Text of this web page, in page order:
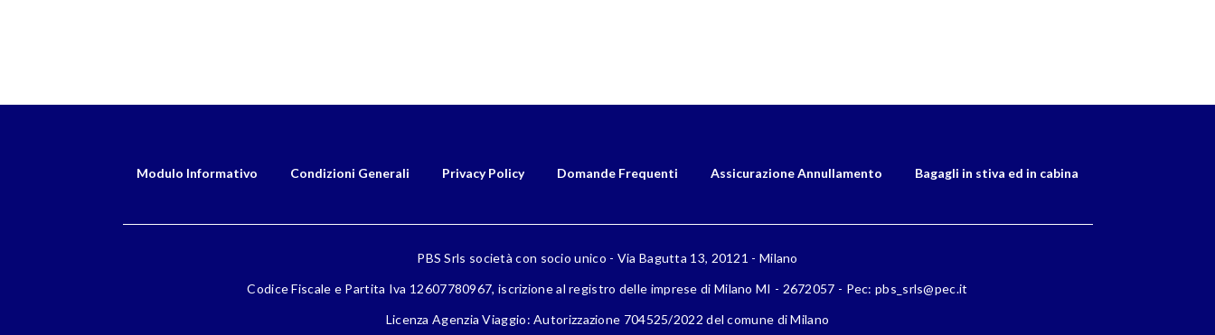
Modulo Informativo Condizioni Generali Privacy Policy Domande Frequenti Assicurazione Annullamento Bagagli in stiva ed in cabina
PBS Srls società con socio unico - Via Bagutta 13, 20121 - Milano
Codice Fiscale e Partita Iva 12607780967, iscrizione al registro delle imprese di Milano MI - 2672057 - Pec: pbs_srls@pec.it
Licenza Agenzia Viaggio: Autorizzazione 704525/2022 del comune di Milano